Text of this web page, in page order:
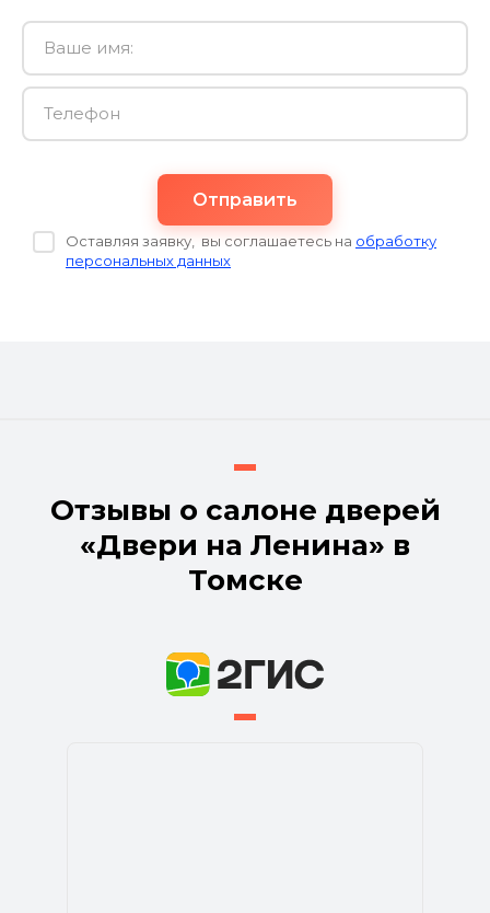
Отправить
Оставляя заявку, вы соглашаетесь на обработку
персональных данных
Отзывы о салоне дверей
«Двери на Ленина» в
Томске